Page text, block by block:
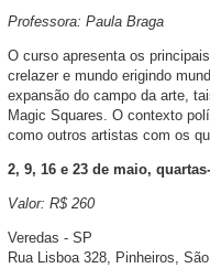
Professora: Paula Braga
O curso apresenta os
crelazer e mundo erigindo
expansão do campo da arte,
Magic Squares. O contexto
como outros artistas com os
2, 9, 16 e 23 de maio,
Valor: R$ 260
Veredas - SP
Rua Lisboa 328, Pinheiros,